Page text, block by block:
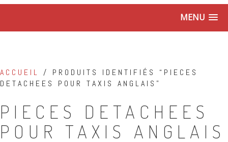
MENU
ACCUEIL / PRODUITS IDENTIFIÉS “PIECES
DETACHEES POUR TAXIS ANGLAIS”
PIECES DETACHEES
POUR TAXIS ANGLAIS